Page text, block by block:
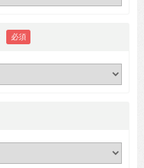
必須